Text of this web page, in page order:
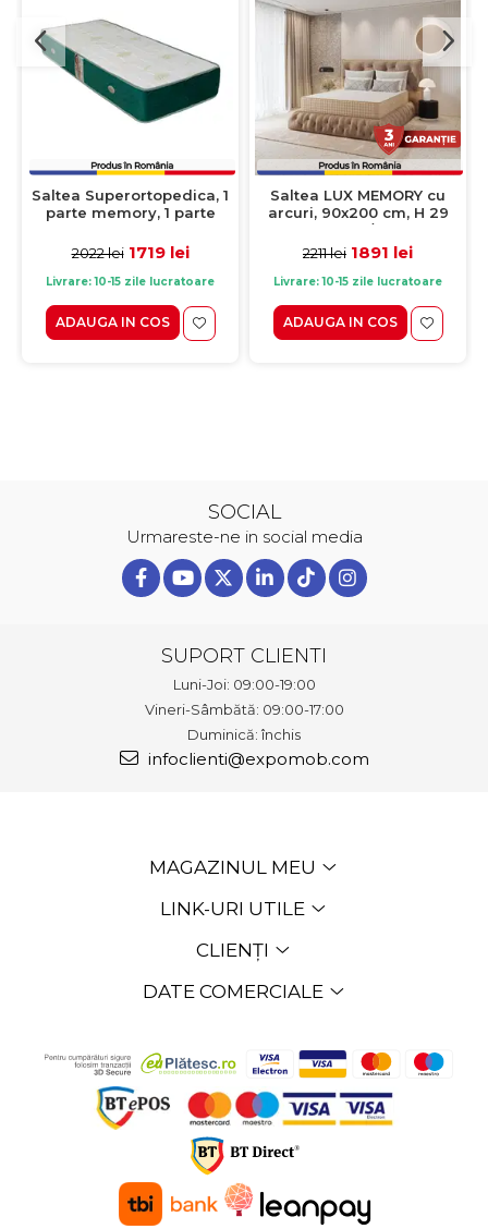
Saltea Superortopedica, 1
parte memory, 1 parte
cm
2022 lei 1719 lei
Livrare: 10-15 zile lucratoare
ADAUGA IN COS
Saltea LUX MEMORY cu
arcuri, 90x200 cm, H 29
cm, fata vara/fata iarna
2211 lei 1891 lei
Livrare: 10-15 zile lucratoare
ADAUGA IN COS
SOCIAL
Urmareste-ne in social media
SUPORT CLIENTI
Luni-Joi: 09:00-19:00
Vineri-Sâmbătă: 09:00-17:00
Duminică: închis
infoclienti@expomob.com
MAGAZINUL MEU
LINK-URI UTILE
CLIENȚI
DATE COMERCIALE